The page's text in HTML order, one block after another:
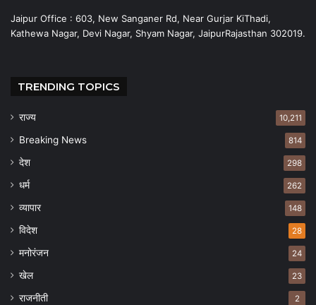
Jaipur Office : 603, New Sanganer Rd, Near Gurjar KiThadi,
Kathewa Nagar, Devi Nagar, Shyam Nagar, JaipurRajasthan 302019.
TRENDING TOPICS
राज्य 10,211
Breaking News 814
देश 298
धर्म 262
व्यापार 148
विदेश 28
मनोरंजन 24
खेल 23
राजनीती 2